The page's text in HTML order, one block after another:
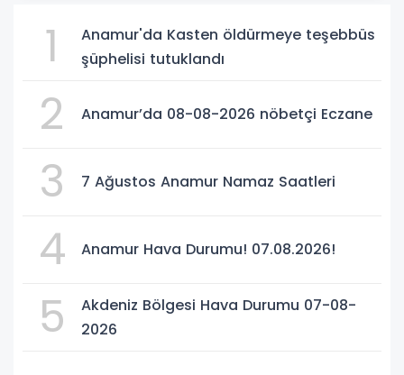
1
Anamur'da Kasten öldürmeye teşebbüs
şüphelisi tutuklandı
2 Anamur’da 08-08-2026 nöbetçi Eczane
3 7 Ağustos Anamur Namaz Saatleri
4 Anamur Hava Durumu! 07.08.2026!
5
Akdeniz Bölgesi Hava Durumu 07-08-
2026